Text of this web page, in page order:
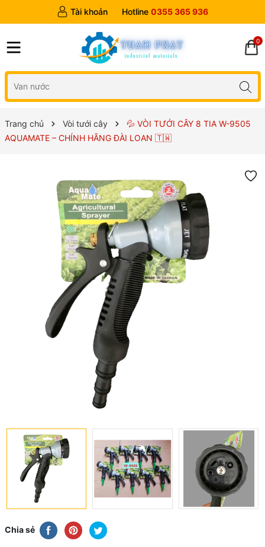
Tài khoản Hotline 0355 365 936
0
Trang chủ Vòi tưới cây
💦 VÒI TƯỚI CÂY 8 TIA W-9505
AQUAMATE – CHÍNH HÃNG ĐÀI LOAN 🇹🇼
Chia sẻ